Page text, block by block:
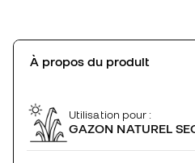
À propos du produit
Utilisation pour :
GAZON NATUREL